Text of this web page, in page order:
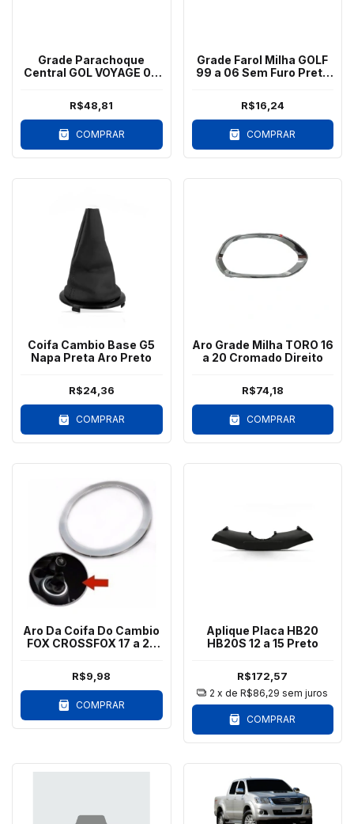
Grade Parachoque
Central GOL VOYAGE 09
R$48,81
COMPRAR
Grade Farol Milha GOLF
99 a 06 Sem Furo Preto
R$16,24
COMPRAR
Coifa Cambio Base G5
Napa Preta Aro Preto
R$24,36
COMPRAR
Aro Grade Milha TORO 16
a 20 Cromado Direito
R$74,18
COMPRAR
Aro Da Coifa Do Cambio
FOX CROSSFOX 17 a 22
R$9,98
COMPRAR
Aplique Placa HB20
HB20S 12 a 15 Preto
R$172,57
2 x deR$86,29 sem juros
COMPRAR